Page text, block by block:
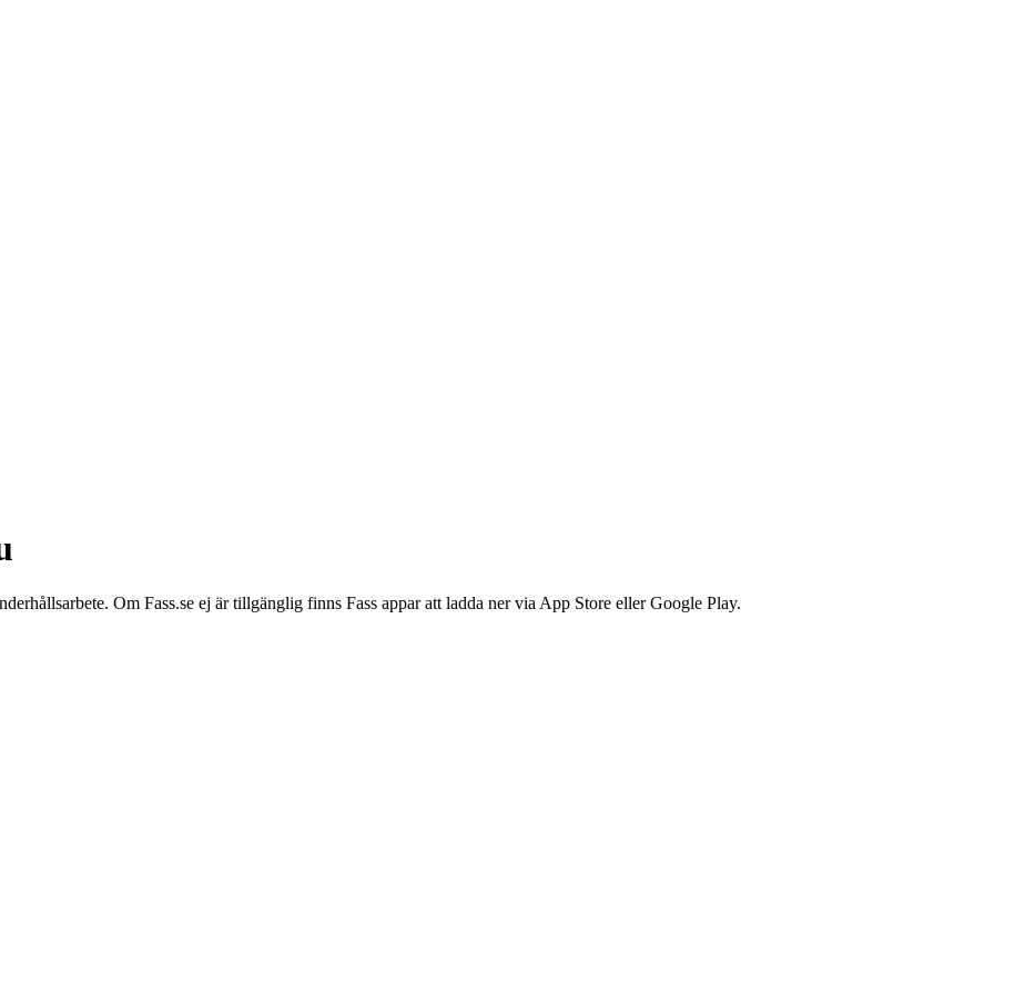
Om Fass.se ej är tillgänglig finns Fass appar att ladda ner via App Store eller Google Play.